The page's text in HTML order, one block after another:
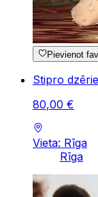
Pievienot
Stipro
80,00 €
Vieta: Rīga
Rīga